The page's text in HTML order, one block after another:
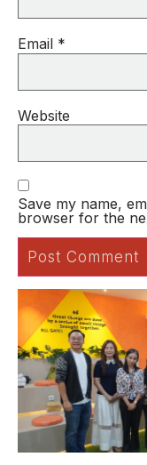
Email *
Website
Save my name,
browser for the